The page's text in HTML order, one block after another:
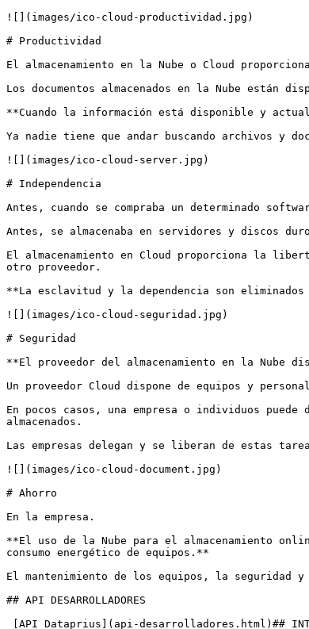
![](images/ico-cloud-productividad.jpg)
# Productividad
El almacenamiento en la Nube o Cloud
Los documentos almacenados en la Nube
**Cuando la información está disponible y
Ya nadie tiene que andar buscando archivos y
![](images/ico-cloud-server.jpg)
# Independencia
Antes, cuando se compraba un determinado
Antes, se almacenaba en servidores y discos
El almacenamiento en Cloud proporciona la
otro proveedor.
**La esclavitud y la dependencia son
![](images/ico-cloud-seguridad.jpg)
# Seguridad
**El proveedor del almacenamiento en la Nube
Un proveedor Cloud dispone de equipos y
En pocos casos, una empresa o individuos
almacenados.
Las empresas delegan y se liberan de estas
![](images/ico-cloud-document.jpg)
# Ahorro
En la empresa.
**El uso de la Nube para el almacenamiento
consumo energético de equipos.**
El mantenimiento de los equipos, la seguridad
## API DESARROLLADORES